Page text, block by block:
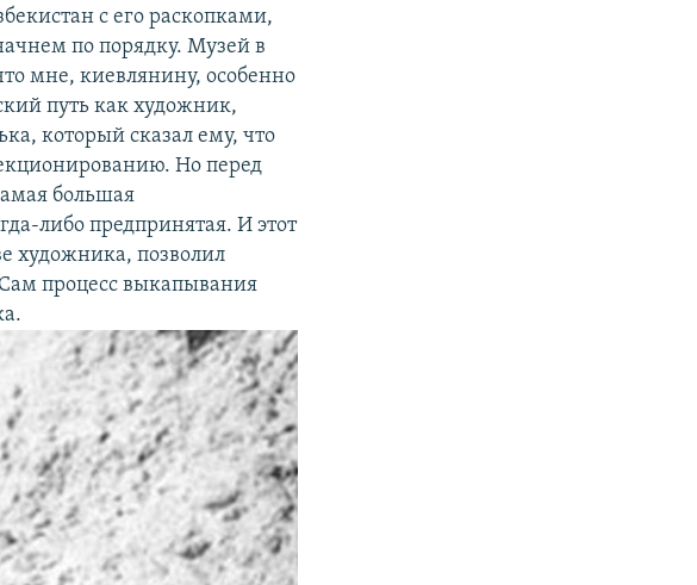
с его раскопками,
по порядку. Музей в
мне, киевлянину, особенно
путь как художник,
который сказал ему, что
Но перед
большая
либо предпринятая. И этот
художника, позволил
процесс выкапывания